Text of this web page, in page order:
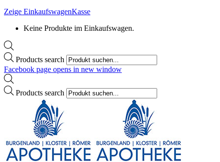
Zeige EinkaufswagenKasse
Keine Produkte im Einkaufswagen.
Products search
Facebook page opens in new window
Products search